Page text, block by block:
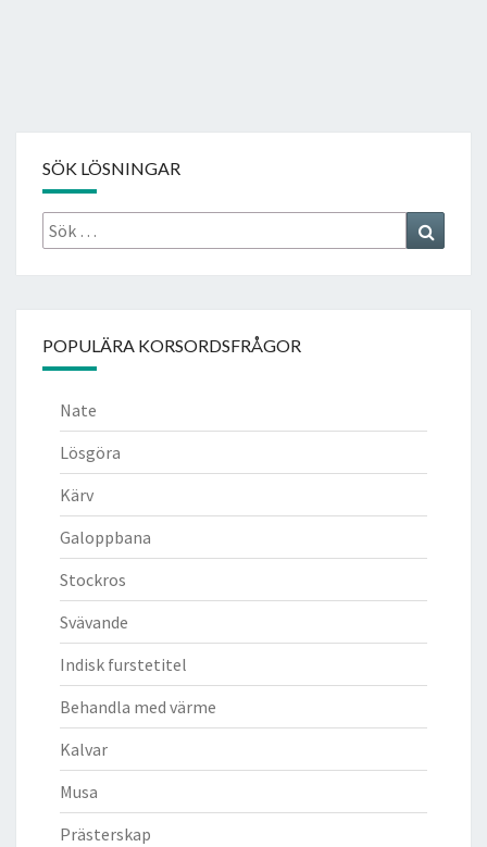
SÖK LÖSNINGAR
Sök
efter:
POPULÄRA KORSORDSFRÅGOR
Nate
Lösgöra
Kärv
Galoppbana
Stockros
Svävande
Indisk furstetitel
Behandla med värme
Kalvar
Musa
Prästerskap